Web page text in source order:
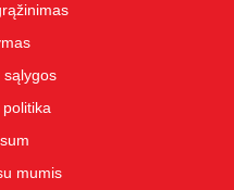
sąlygos
mumis